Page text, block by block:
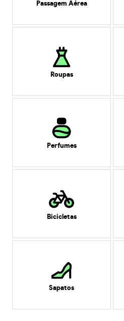
Passagem Aérea
Roupas
Perfumes
Bicicletas
Sapatos